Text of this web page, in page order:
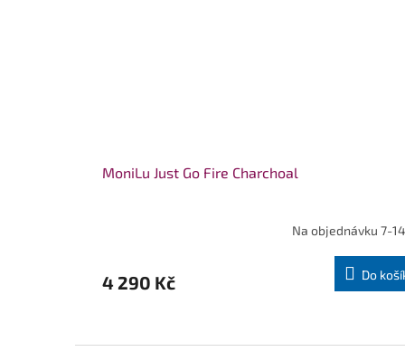
MoniLu Just Go Fire Charchoal
Na objednávku 7-
4 290 Kč Do